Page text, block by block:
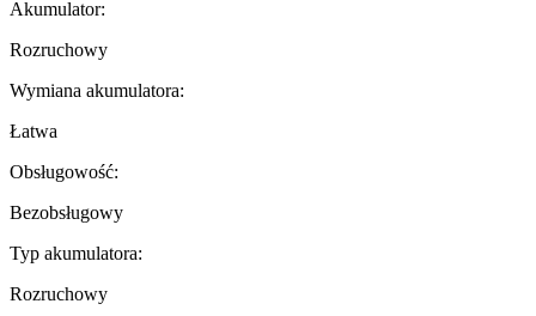
Akumulator:
Rozruchowy
Wymiana akumulatora:
Łatwa
Obsługowość:
Bezobsługowy
Typ akumulatora:
Rozruchowy